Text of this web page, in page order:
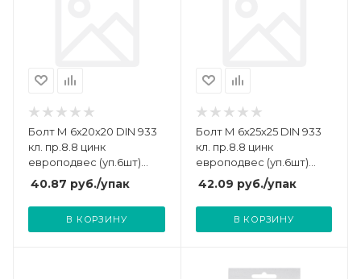
Болт М 6х20х20 DIN 933
кл. пр.8.8 цинк
европодвес (уп.6шт)
СТРОЙМЕТИЗ
UTORM3021221
40.87 руб./упак
В КОРЗИНУ
Болт М 6х25х25 DIN 933
кл. пр.8.8 цинк
европодвес (уп.6шт)
СТРОЙМЕТИЗ
UTORM3021231
42.09 руб./упак
В КОРЗИНУ